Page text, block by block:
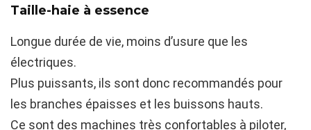
Taille-haie à essence
Longue durée de vie, moins d’usure que les
électriques.
Plus puissants, ils sont donc recommandés pour
les branches épaisses et les buissons hauts.
Ce sont des machines très confortables à piloter,